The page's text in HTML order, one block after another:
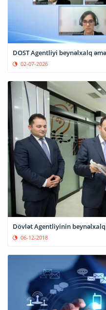
DOST Agentliyi beynəlxalq
02-07-2026
Dövlət Agentliyinin
06-12-2018